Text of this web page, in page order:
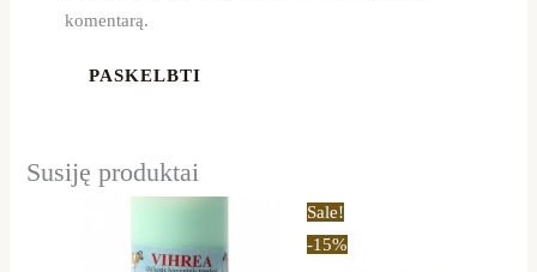
komentarą.
Susiję produktai
Sale!
-15%